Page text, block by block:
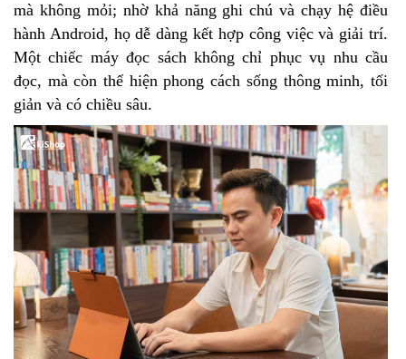
mà không mỏi; nhờ khả năng ghi chú và chạy hệ điều
hành Android, họ dễ dàng kết hợp công việc và giải trí.
Một chiếc máy đọc sách không chỉ phục vụ nhu cầu
đọc, mà còn thể hiện phong cách sống thông minh, tối
giản và có chiều sâu.